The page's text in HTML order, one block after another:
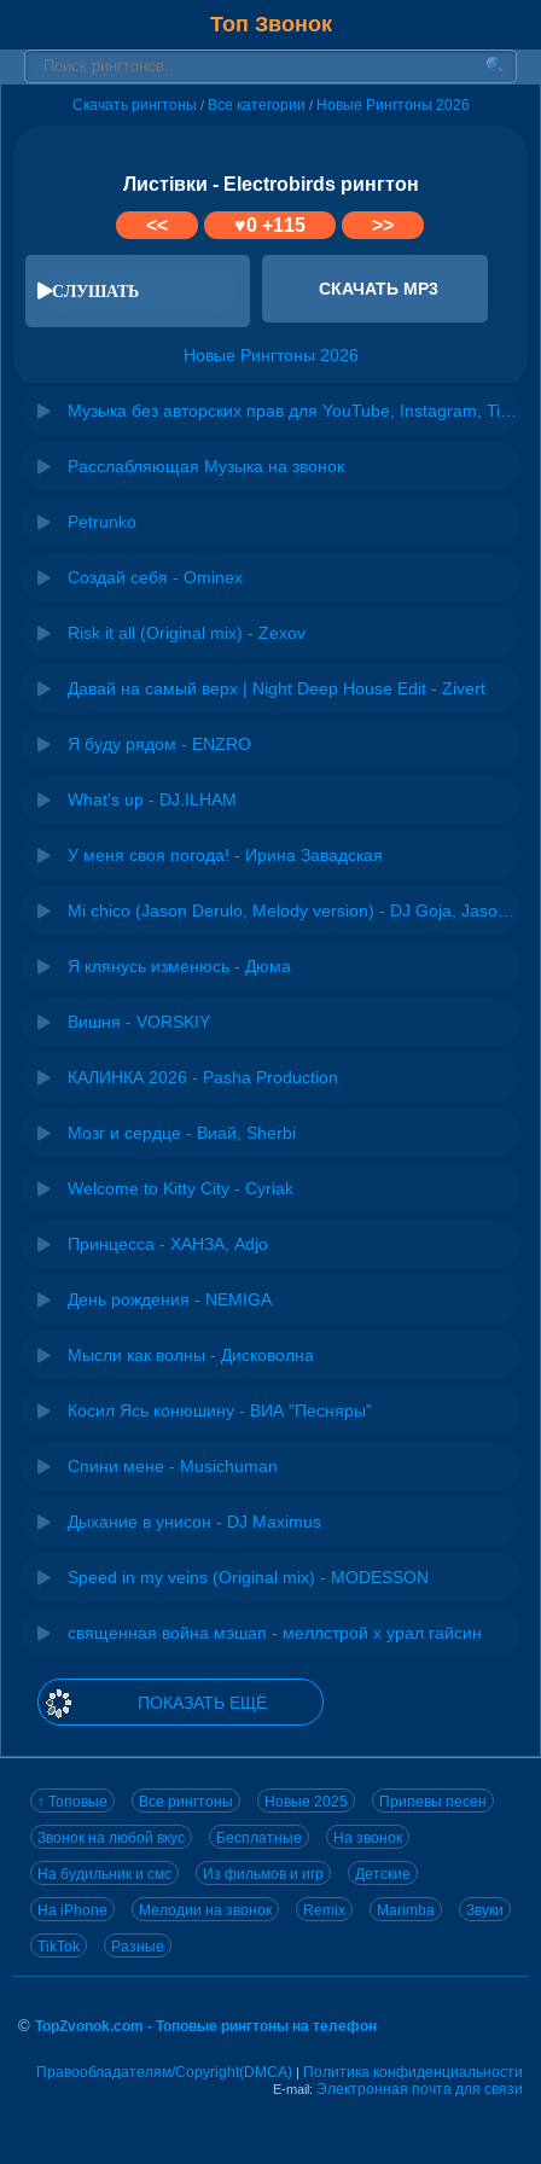
Топ Звонок
Скачать рингтоны / Все категории / Новые Рингтоны 2026
Листівки - Electrobirds рингтон
<<
♥0+115 >>
СЛУШАТЬ СКАЧАТЬ MP3
Новые Рингтоны 2026
Расслабляющая Музыка на звонок
Petrunko
Создай себя - Ominex
Risk it all (Original mix) - Zexov
Давай на самый верх | Night Deep House Edit - Zivert
Я буду рядом - ENZRO
What's up - DJ.ILHAM
У меня своя погода! - Ирина Завадская
Я клянусь изменюсь - Дюма
Вишня - VORSKIY
КАЛИНКА 2026 - Pasha Production
Мозг и сердце - Виай, Sherbi
Welcome to Kitty City - Cyriak
Принцесса - ХАНЗА, Adjo
День рождения - NEMIGA
Мысли как волны - Дисковолна
Косил Ясь конюшину - ВИА "Песняры"
Спини мене - Musichuman
Дыхание в унисон - DJ Maximus
Speed in my veins (Original mix) - MODESSON
священная война мэшап - меллстрой х урал гайсин
ПОКАЗАТЬ ЕЩЁ
↑ Топовые Все рингтоны Новые 2025 Припевы песен
Звонок на любой вкус Бесплатные На звонок
На будильник и смс Из фильмов и игр Детские
На iPhone Мелодии на звонок Remix Marimba Звуки
TikTok Разные
© TopZvonok.com - Топовые рингтоны на телефон
Правообладателям/Copyright(DMCA) | Политика конфиденциальности
E-mail: Электронная почта для связи